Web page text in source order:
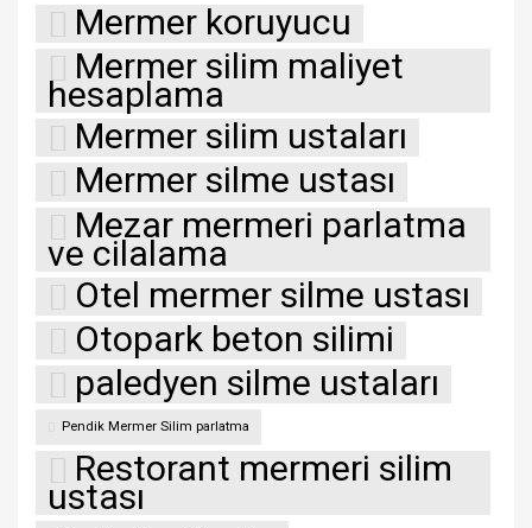
Mermer koruyucu
Mermer silim maliyet
hesaplama
Mermer silim ustaları
Mermer silme ustası
Mezar mermeri parlatma
ve cilalama
Otel mermer silme ustası
Otopark beton silimi
paledyen silme ustaları
Pendik Mermer Silim parlatma
Restorant mermeri silim
ustası